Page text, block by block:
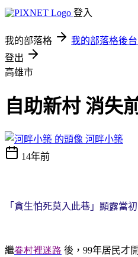
登入
我的部落格 我的部落格後台
登出
高雄市
自助新村 消失
河畔小築
14年前
「貪生怕死莫入此巷」顯露當
繼眷村裡迷路 後， 99年居民才